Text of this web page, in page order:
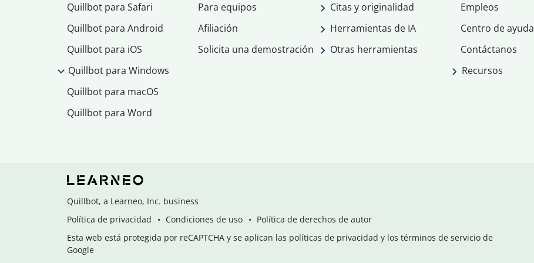
Quillbot para Safari
Quillbot para Android
Quillbot para iOS
Quillbot para Windows
Quillbot para macOS
Quillbot para Word
Para equipos
Afiliación
Solicita una demostración
Citas y originalidad
Herramientas de IA
Otras herramientas
Empleos
Centro de ayuda
Contáctanos
Recursos
Quillbot, a Learneo, Inc. business
Política de privacidad
Condiciones de uso
Política de derechos de autor
Esta web está protegida por reCAPTCHA y se aplican las políticas de privacidad y los términos de servicio de
Google